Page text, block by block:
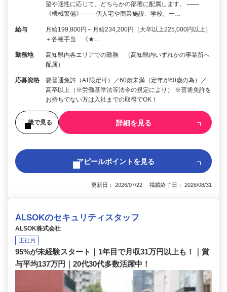
望や適性に応じて、どちらかの部署に配属します。 ――
《機械警備》―― 個人宅や商業施設、学校、一…
給与
月給199,800円～月給234,200円（大卒以上225,000円以上）
＋各種手当 《★…
勤務地
高知県内各エリアでの勤務 （高知県内いずれかの事業所へ
配属）
応募資格
要普通免許（AT限定可）／60歳未満（定年が60歳の為）／
高卒以上（※労働基準法等法令の規定により） ※普通免許を
お持ちでない方は入社までの取得でOK！
後で見る 詳細を見る
アピールポイントを見る
更新日： 2026/07/22 掲載終了日： 2026/08/31
ALSOKのセキュリティスタッフ
ALSOK株式会社
正社員
95%が未経験スタート｜1年目で月収31万円以上も！｜賞
与平均137万円｜20代30代多数活躍中！